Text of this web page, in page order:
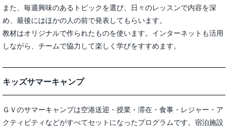
また、毎週興味のあるトピックを選び、日々のレッスンで内容を深
め、最後にはほかの人の前で発表してもらいます。
教材はオリジナルで作られたものを使います。インターネットも活用
しながら、チームで協力して楽しく学びをすすめます。
キッズサマーキャンプ
ＧＶのサマーキャンプは空港送迎・授業・滞在・食事・レジャー・ア
クティビティなどがすべてセットになったプログラムです。宿泊施設